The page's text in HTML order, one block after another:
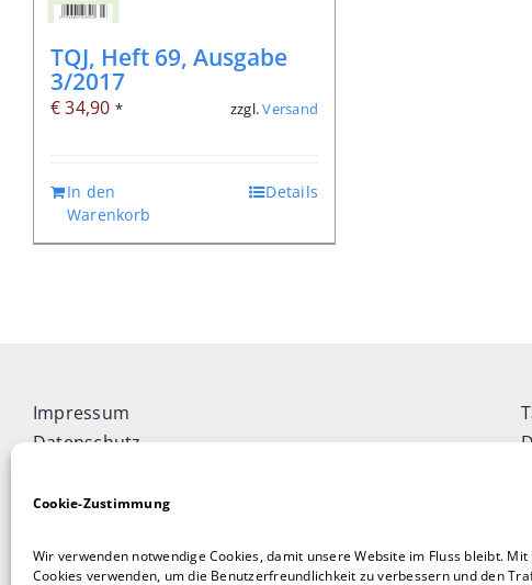
Cookie-Zustimmung
Wir verwenden notwendige Cookies, damit unsere Website im Fluss bleibt.
Cookies verwenden, um die Benutzerfreundlichkeit zu verbessern und den
TQJ, Heft 69, Ausgabe
3/2017
€34,90 * zzgl.Versand
In den
Warenkorb
Details
Impressum
Datenschutz
Cookie-Richtlinie (EU)
Vertrag widerrufen